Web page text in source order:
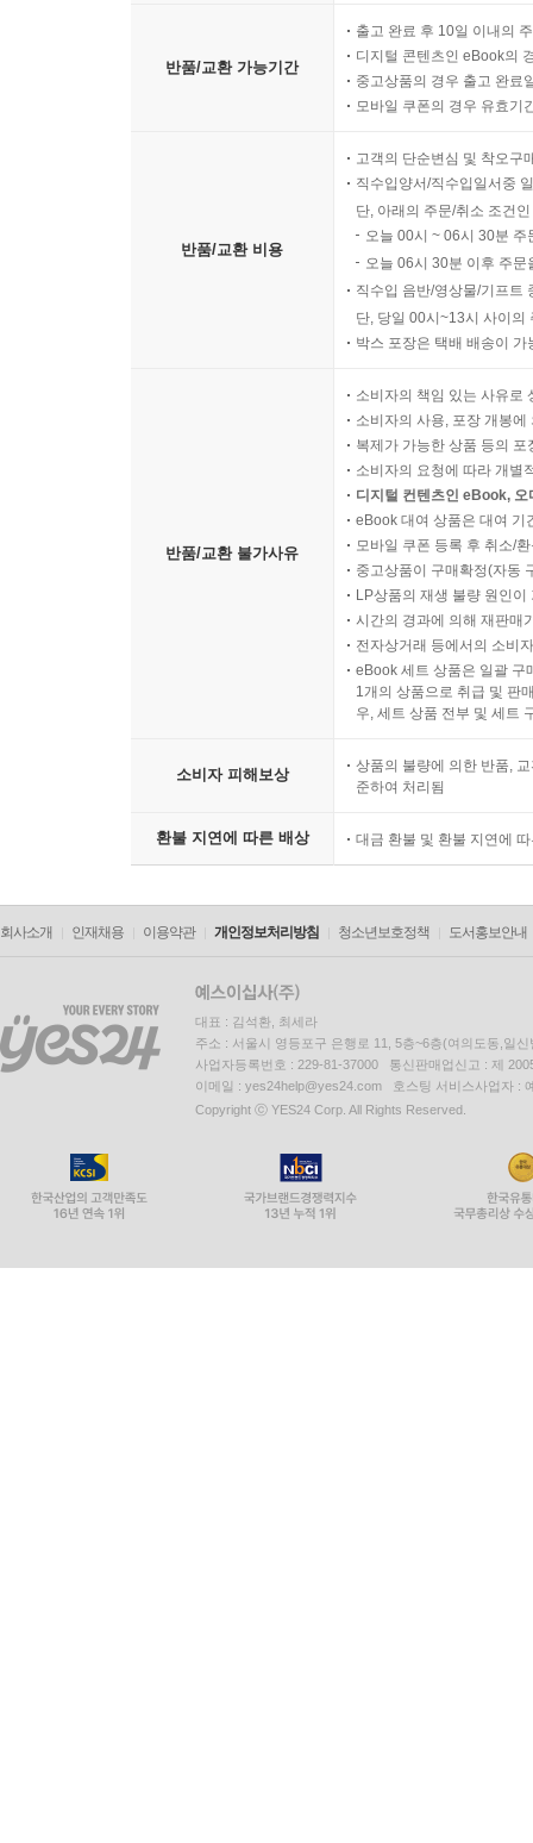
반품/교환 가능기간
출고 완료 후 10일 이내의
디지털 콘텐츠인 eBook의
중고상품의 경우 출고 완료
모바일 쿠폰의 경우 유효기
반품/교환 비용
고객의 단순변심 및 착오구
직수입양서/직수입일서중
단, 아래의 주문/취소 조건
오늘 00시 ~ 06시 30분
오늘 06시 30분 이후 주
직수입 음반/영상물/기프트
단, 당일 00시~13시 사이의
박스 포장은 택배 배송이
반품/교환 불가사유
소비자의 책임 있는 사유로
소비자의 사용, 포장 개봉
복제가 가능한 상품 등의
소비자의 요청에 따라 개별
디지털 컨텐츠인 eBook,
eBook 대여 상품은 대여 기
모바일 쿠폰 등록 후 취소/
중고상품이 구매확정(자동
LP상품의 재생 불량 원인
시간의 경과에 의해 재판매
전자상거래 등에서의 소비
eBook 세트 상품은 일괄 구
1개의 상품으로 취급 및 판
우, 세트 상품 전부 및 세트
소비자 피해보상
상품의 불량에 의한 반품,
준하여 처리됨
환불 지연에 따른 배상 대금 환불 및 환불 지연에
회사소개 인재채용 이용약관 개인정보처리방침 청소년보호정책 도서홍보안내
대표 : 김석환, 최세라
주소 : 서울시 영등포구 은행로 11, 5층~6층(여의도동,일신
사업자등록번호 : 229-81-37000 통신판매업신고 : 제
이메일 : yes24help@yes24.com 호스팅 서비스사업자 :
Copyright ⓒ YES24 Corp. All Rights Reserved.